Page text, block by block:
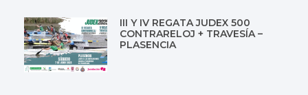
III Y IV REGATA JUDEX 500
CONTRARELOJ + TRAVESÍA –
PLASENCIA